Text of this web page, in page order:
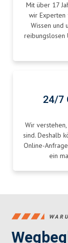
Mit über 17
wir Experten
Wissen und
reibungslosen
24/7
Wir
sind. Deshalb
Online-
ein